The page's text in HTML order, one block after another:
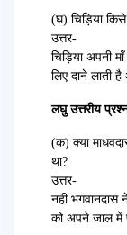
(घ) चिड़िया
उत्तर-
चिड़िया अपनी
लिए दाने लाती
लघु उत्तरीय
(क) क्या
था?
उत्तर-
नहीं भगवानदास
को अपने जाल में